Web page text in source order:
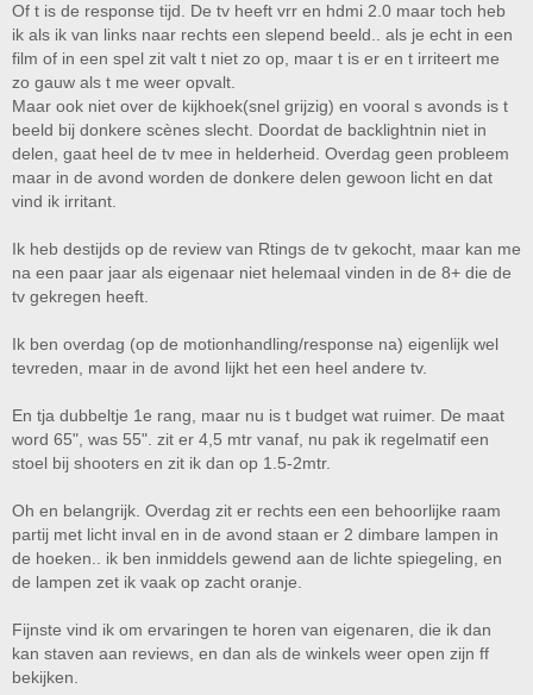
Of t is de response tijd. De tv heeft vrr en hdmi 2.0 maar toch heb
ik als ik van links naar rechts een slepend beeld.. als je echt in een
film of in een spel zit valt t niet zo op, maar t is er en t irriteert me
zo gauw als t me weer opvalt.
Maar ook niet over de kijkhoek(snel grijzig) en vooral s avonds is t
beeld bij donkere scènes slecht. Doordat de backlightnin niet in
delen, gaat heel de tv mee in helderheid. Overdag geen probleem
maar in de avond worden de donkere delen gewoon licht en dat
vind ik irritant.
Ik heb destijds op de review van Rtings de tv gekocht, maar kan me
na een paar jaar als eigenaar niet helemaal vinden in de 8+ die de
tv gekregen heeft.
Ik ben overdag (op de motionhandling/response na) eigenlijk wel
tevreden, maar in de avond lijkt het een heel andere tv.
En tja dubbeltje 1e rang, maar nu is t budget wat ruimer. De maat
word 65", was 55". zit er 4,5 mtr vanaf, nu pak ik regelmatif een
stoel bij shooters en zit ik dan op 1.5-2mtr.
Oh en belangrijk. Overdag zit er rechts een een behoorlijke raam
partij met licht inval en in de avond staan er 2 dimbare lampen in
de hoeken.. ik ben inmiddels gewend aan de lichte spiegeling, en
de lampen zet ik vaak op zacht oranje.
Fijnste vind ik om ervaringen te horen van eigenaren, die ik dan
kan staven aan reviews, en dan als de winkels weer open zijn ff
bekijken.